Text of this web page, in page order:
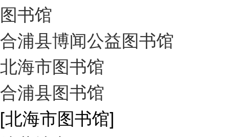
图书馆
合浦县博闻公益图书馆
北海市图书馆
合浦县图书馆
[北海市图书馆]